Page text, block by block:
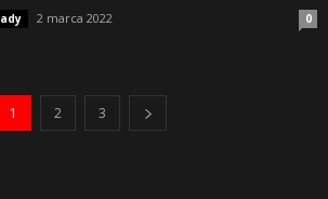
2 marca 2022 0
1 2 3